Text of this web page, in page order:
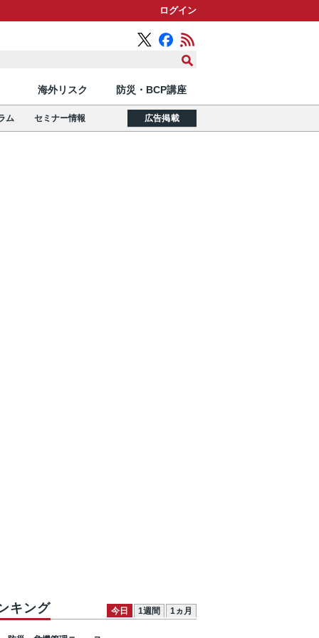
ログイン
海外リスク 防災・BCP講座
ム セミナー情報 広告掲載
キング 今日 1週間 1ヵ月